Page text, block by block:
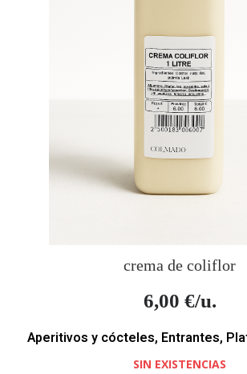
crema de coliflor
6,00 €/u.
Aperitivos y cócteles, Entrantes,
SIN EXISTENCIAS